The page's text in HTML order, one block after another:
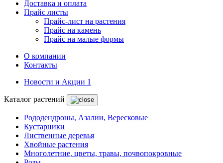
Доставка и оплата
Прайс листы
Прайс-лист на растения
Прайс на камень
Прайс на малые формы
О компании
Контакты
Новости и Акции 1
Каталог растений
Рододендроны, Азалии, Вересковые
Кустарники
Лиственные деревья
Хвойные растения
Многолетние, цветы, травы, почвопокровные